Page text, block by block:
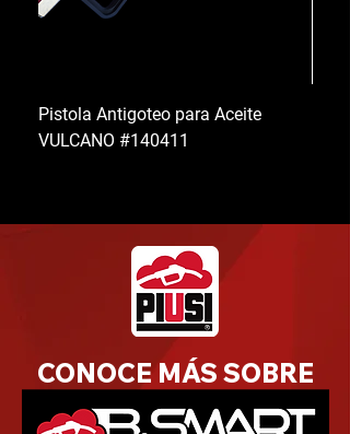
Pistola Antigoteo para Aceite
VULCANO #140411
CONOCE MÁS SOBRE